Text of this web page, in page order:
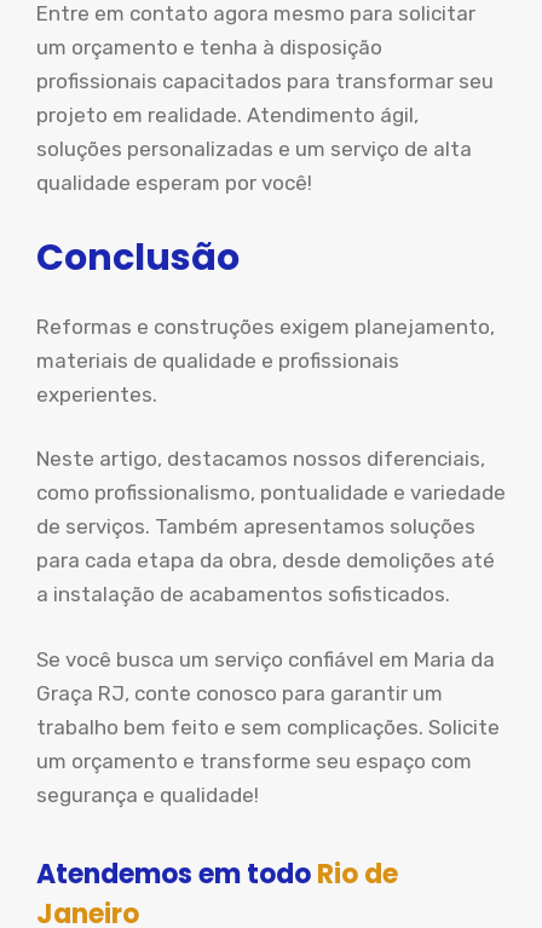
Entre em contato agora mesmo para solicitar
um orçamento e tenha à disposição
profissionais capacitados para transformar seu
projeto em realidade. Atendimento ágil,
soluções personalizadas e um serviço de alta
qualidade esperam por você!
Conclusão
Reformas e construções exigem planejamento,
materiais de qualidade e profissionais
experientes.
Neste artigo, destacamos nossos diferenciais,
como profissionalismo, pontualidade e variedade
de serviços. Também apresentamos soluções
para cada etapa da obra, desde demolições até
a instalação de acabamentos sofisticados.
Se você busca um serviço confiável em Maria da
Graça RJ, conte conosco para garantir um
trabalho bem feito e sem complicações. Solicite
um orçamento e transforme seu espaço com
segurança e qualidade!
Atendemos em todoRio de
Janeiro